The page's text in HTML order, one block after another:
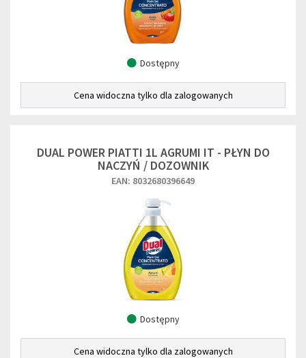
Dostępny
Cena widoczna tylko dla zalogowanych
DUAL POWER PIATTI 1L AGRUMI IT - PŁYN DO
NACZYŃ / DOZOWNIK
EAN: 8032680396649
Dostępny
Cena widoczna tylko dla zalogowanych